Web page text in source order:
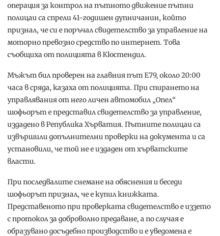
операция за контрол на пътното движение пътни
полицаи са спрели 41-годишен дупничанин, който
признал, че си е поръчал свидетелство за управление на
моторно превозно средство по интернет. Това
съобщиха от полицията в Кюстендил.
Мъжът бил проверен на главния път Е79, около 20:00
часа в сряда, казаха от полицията. При спирането на
управлявания от него личен автомобил „Опел“
шофьорът е представил свидетелство за управление,
издадено в Република Хърватия. Пътните полицаи са
извършили допълнителни проверки на документа и са
установили, че той не е издаден от хърватските
власти.
При последвалите снемане на обяснения и беседи
шофьорът признал, че е купил книжката.
Представеното при проверката свидетелство е иззето
с протокол за доброволно предаване, а по случая е
образувано досъдебно производство и е уведомена е